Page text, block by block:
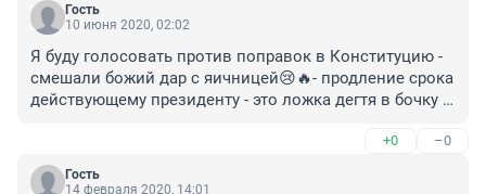
Гость
10 июня 2020, 02:02
Я буду голосовать против поправок в Конституцию -
смешали божий дар с яичницей😢🔥- продление срока
действующему президенту - это ложка дегтя в бочку
+0 –0
Гость
14 февраля 2020, 14:01